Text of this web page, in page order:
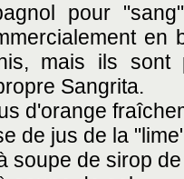
pour
mais ils sont
Sangrita.
d'orange
de jus de la
soupe de sirop